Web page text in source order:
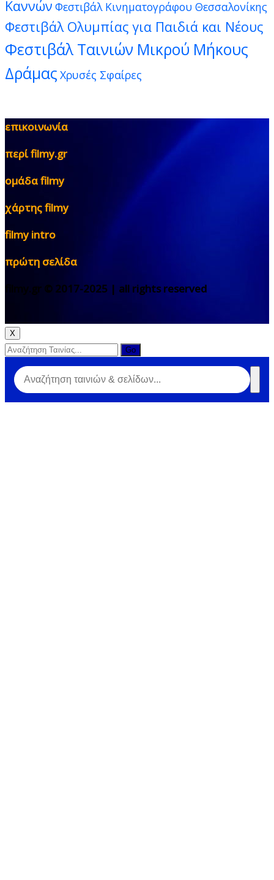
Καννών Φεστιβάλ Κινηματογράφου Θεσσαλονίκης
Φεστιβάλ Ολυμπίας για Παιδιά και Νέους
Φεστιβάλ Ταινιών Μικρού Μήκους
Δράμας Χρυσές Σφαίρες
επικοινωνία
περί filmy.gr
ομάδα filmy
χάρτης filmy
filmy intro
πρώτη σελίδα
filmy.gr © 2017-2025 | all rights reserved
X